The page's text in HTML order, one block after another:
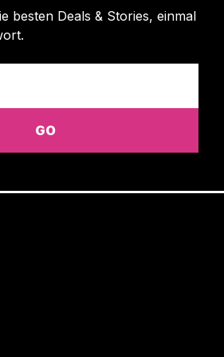
besten Deals & Stories, einmal